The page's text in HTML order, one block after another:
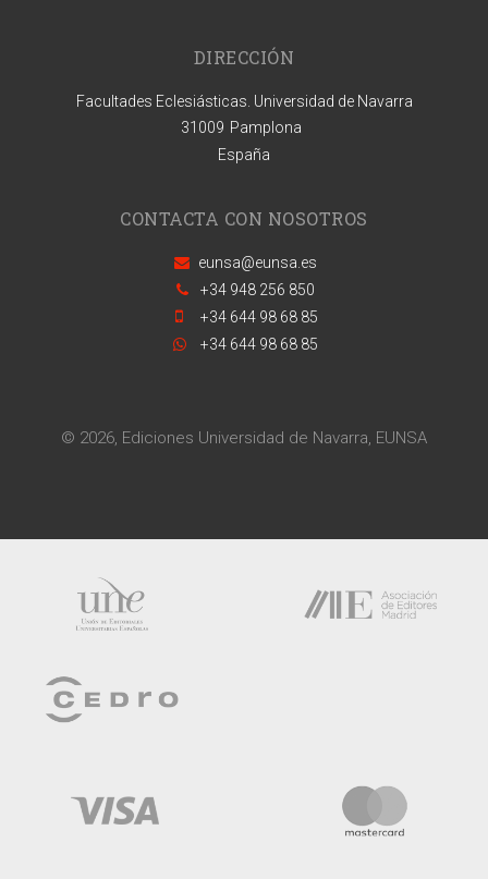
DIRECCIÓN
Facultades Eclesiásticas. Universidad de Navarra
31009 Pamplona
España
CONTACTA CON NOSOTROS
eunsa@eunsa.es
+34 948 256 850
+34 644 98 68 85
+34 644 98 68 85
© 2026, Ediciones Universidad de Navarra, EUNSA